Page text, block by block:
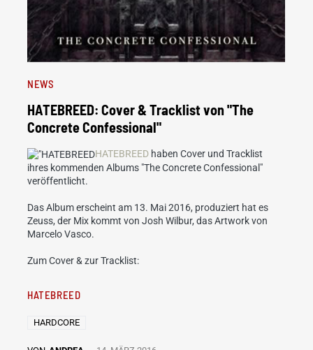
NEWS
HATEBREED: Cover & Tracklist von "The
Concrete Confessional"
HATEBREED haben Cover und Tracklist
ihres kommenden Albums "The Concrete Confessional"
veröffentlicht.
Das Album erscheint am 13. Mai 2016, produziert hat es
Zeuss, der Mix kommt von Josh Wilbur, das Artwork von
Marcelo Vasco.
Zum Cover & zur Tracklist:
HATEBREED
HARDCORE